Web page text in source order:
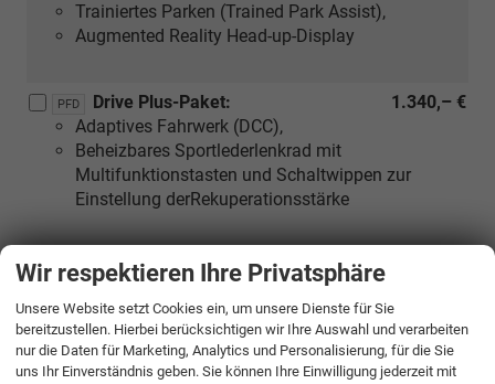
Trainiertes Parken (Trained Park Assist),
Augmented Reality Head-up-Display
PFD 1.340,– €
Drive Plus-Paket:
Adaptives Fahrwerk (DCC),
Beheizbares Sportlederlenkrad mit
Multifunktionstasten und Schaltwippen zur
Einstellung derRekuperationsstärke
W1A
Komfort-Paket:
Elektrisch einstellbare Vordersitze inkl. elektrisch
einstellbaren Lendenwirbelstützen, mit Memory-
Funktion,
Digitaler Schlüssel zum Ver- und Entriegeln sowie
Wir respektieren Ihre Privatsphäre
Unsere Website setzt Cookies ein, um unsere Dienste für Sie
bereitzustellen. Hierbei berücksichtigen wir Ihre Auswahl und verarbeiten
nur die Daten für Marketing, Analytics und Personalisierung, für die Sie
uns Ihr Einverständnis geben. Sie können Ihre Einwilligung jederzeit mit